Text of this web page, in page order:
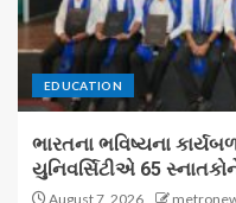
EDUCATION
ભારતના ભવિષ્યના
યુનિવર્સિટીએ 65
August 7, 2026